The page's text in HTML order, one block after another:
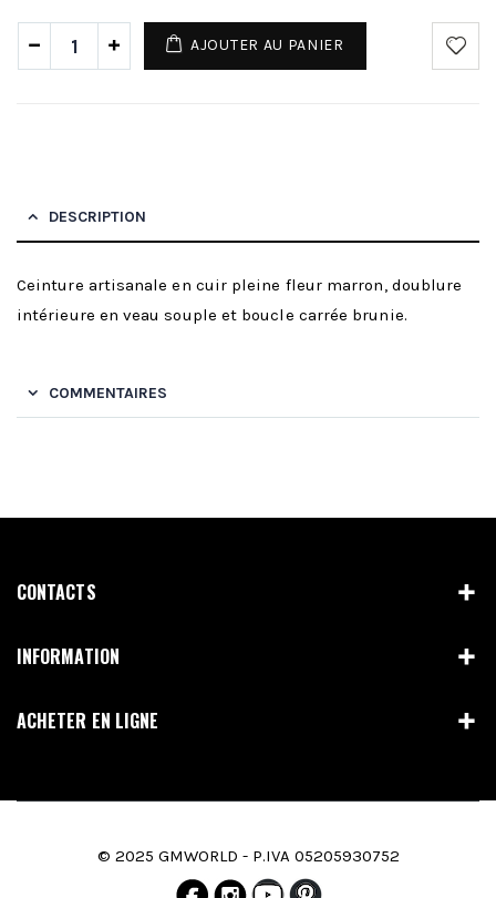
AJOUTER AU PANIER
DESCRIPTION
Ceinture artisanale en cuir pleine fleur marron, doublure
intérieure en veau souple et boucle carrée brunie.
COMMENTAIRES
CONTACTS
INFORMATION
ACHETER EN LIGNE
© 2025 GMWORLD - P.IVA 05205930752